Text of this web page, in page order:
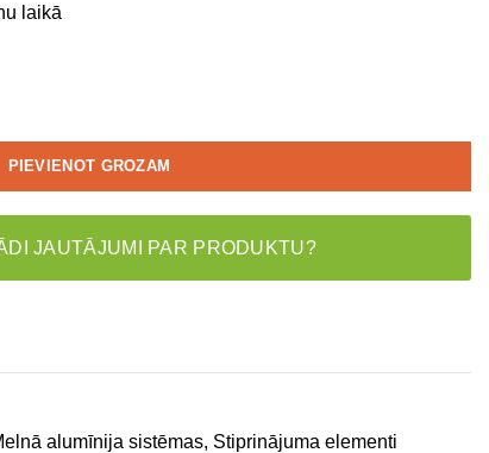
laikā
PIEVIENOT GROZAM
JAUTĀJUMI PAR PRODUKTU?
alumīnija sistēmas, Stiprinājuma elementi